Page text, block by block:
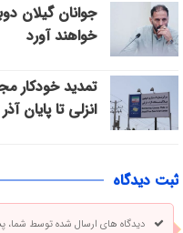
جوانان گیلان
خواهند آورد
تمدید خودکار
انزلی تا پایان
ثبت دیدگاه
دیدگاه های ارسال شده توسط شما،